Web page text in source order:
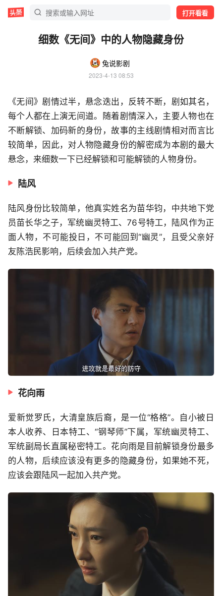
打开看看
细数《无间》中的人物隐藏身份
兔说影剧
2023-4-13 08:53
《无间》剧情过半，悬念迭出，反转不断，剧如其名，
每个人都在上演无间道。随着剧情深入，主要人物也在
不断解锁、加码新的身份，故事的主线剧情相对而言比
较简单，因此，对人物隐藏身份的解密成为本剧的最大
悬念，来细数一下已经解锁和可能解锁的人物身份。
陆风
陆风身份比较简单，他真实姓名为苗华钧，中共地下党
员苗长华之子，军统幽灵特工、76号特工，陆风作为正
面人物，不可能投日，不可能回到“幽灵”，且受父亲好
友陈浩民影响，后续会加入共产党。
花向雨
爱新觉罗氏，大清皇族后裔，是一位“格格”。自小被日
本人收养、日本特工、“钢琴师”下属，军统幽灵特工、
军统副局长直属秘密特工。花向雨是目前解锁身份最多
的人物，后续应该没有更多的隐藏身份，如果她不死，
应该会跟陆风一起加入共产党。